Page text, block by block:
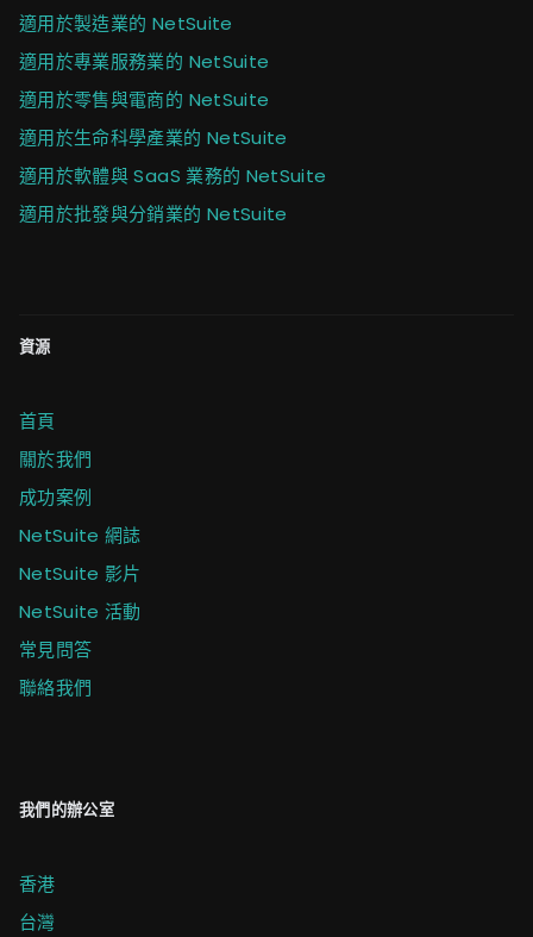
適用於製造業的 NetSuite
適用於專業服務業的 NetSuite
適用於零售與電商的 NetSuite
適用於生命科學產業的 NetSuite
適用於軟體與 SaaS 業務的 NetSuite
適用於批發與分銷業的 NetSuite
資源
首頁
關於我們
成功案例
NetSuite 網誌
NetSuite 影片
NetSuite 活動
常見問答
聯絡我們
我們的辦公室
香港
台灣